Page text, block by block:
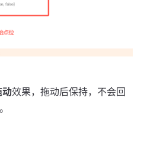
效果，拖动后保持，不会回